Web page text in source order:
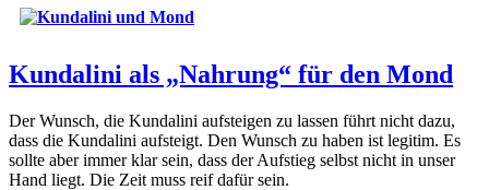
Kundalini als „Nahrung“ für den Mond
Der Wunsch, die Kundalini aufsteigen zu lassen führt nicht dazu,
dass die Kundalini aufsteigt. Den Wunsch zu haben ist legitim. Es
sollte aber immer klar sein, dass der Aufstieg selbst nicht in unser
Hand liegt. Die Zeit muss reif dafür sein.